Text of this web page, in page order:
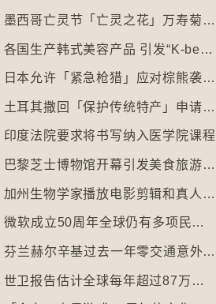
【十万八千里】墨西哥亡灵节「亡灵之花」万寿菊失收
【十万八千里】各国生产韩式美容产品 引发“K-beauty”定义讨论
【十万八千里】日本允许「紧急枪猎」应对棕熊袭击人类事件急增
【十万八千里】土耳其撒回「保护传统特产」申请德国烤肉多样性获保护
印度法院要求将书写纳入医学院课程
【十万八千里】巴黎芝士博物馆开幕引发美食旅游热潮
【十万八千里】加州生物学家播放电影剪辑和真人声音驱狼
【十万八千里】⁠微软成立50周年全球仍有多项民生系统沿用旧视窗系统
【十万八千里】⁠芬兰赫尔辛基过去一年零交通意外致死个案
【十万八千里】世卫报告估计全球每年超过87万死亡个案与孤独病有关